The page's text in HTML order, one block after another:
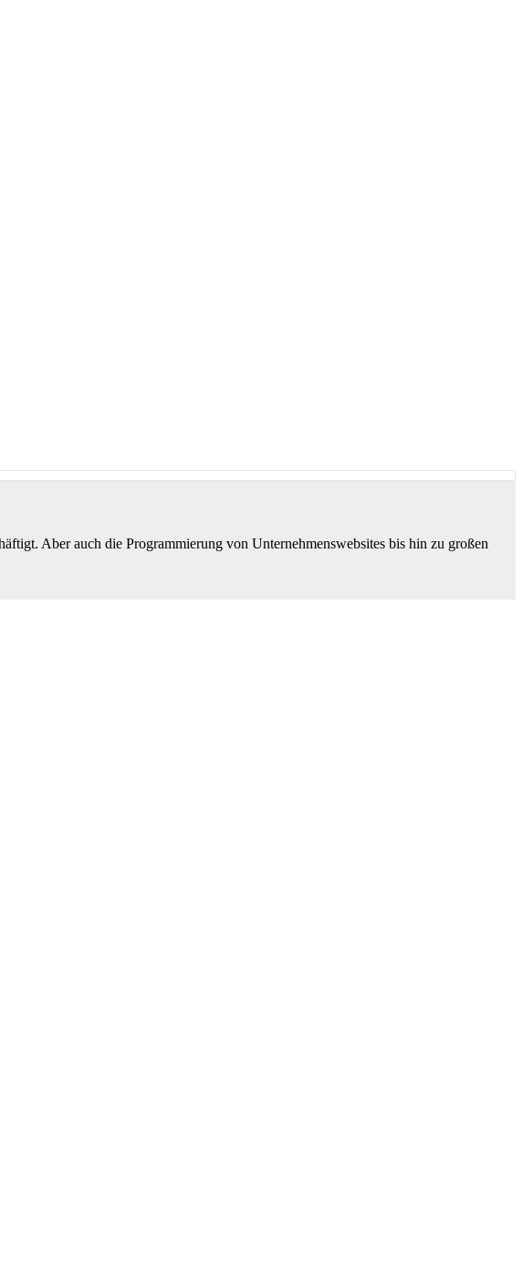
Aber auch die Programmierung von Unternehmenswebsites bis hin zu großen